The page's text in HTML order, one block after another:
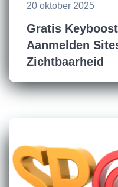
20 oktober 2025
Gratis
Aanmelden
Zichtbaarheid